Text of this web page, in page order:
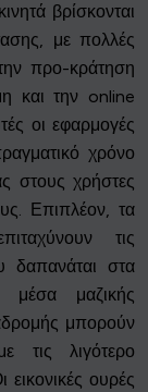
βρίσκονται
με πολλές
προ-κράτηση
και την online
οι εφαρμογές
χρόνο
στους χρήστες
Επιπλέον, τα
τις
δαπανάται στα
μέσα μαζικής
μπορούν
τις λιγότερο
ουρές